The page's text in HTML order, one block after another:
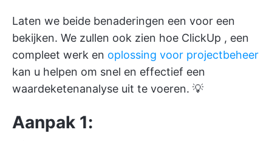
Laten we beide benaderingen een voor een
bekijken. We zullen ook zien hoe ClickUp , een
compleet werk en oplossing voor projectbeheer
kan u helpen om snel en effectief een
waardeketenanalyse uit te voeren. 💡
Aanpak 1: